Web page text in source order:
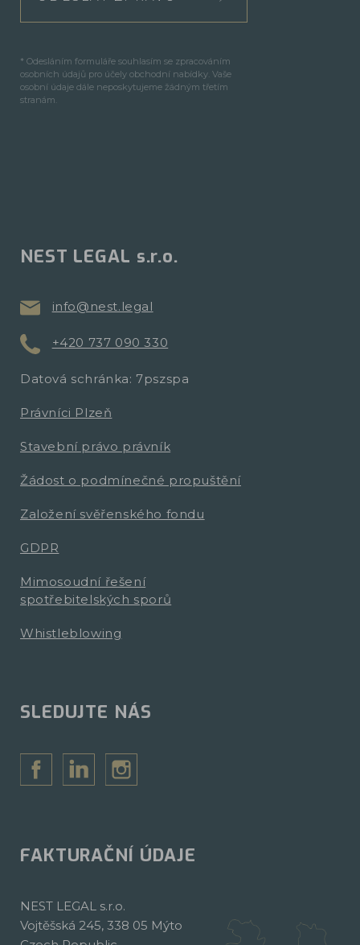
* Odesláním formuláře souhlasím se zpracováním
osobních údajů pro účely obchodní nabídky. Vaše
osobní údaje dále neposkytujeme žádným třetím
stranám.
NEST LEGAL s.r.o.
info@nest.legal
+420 737 090 330
Datová schránka: 7pszspa
Právníci Plzeň
Stavební právo právník
Žádost o podmínečné propuštění
Založení svěřenského fondu
GDPR
Mimosoudní řešení
spotřebitelských sporů
Whistleblowing
SLEDUJTE NÁS
FAKTURAČNÍ ÚDAJE
NEST LEGAL s.r.o.
Vojtěšská 245, 338 05 Mýto